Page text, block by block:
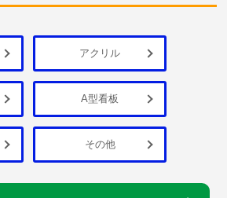
アクリル
A型看板
その他